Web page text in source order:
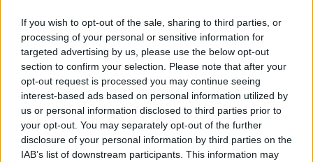
If you wish to opt-out of the sale, sharing to third parties, or
processing of your personal or sensitive information for
targeted advertising by us, please use the below opt-out
section to confirm your selection. Please note that after your
opt-out request is processed you may continue seeing
interest-based ads based on personal information utilized by
us or personal information disclosed to third parties prior to
your opt-out. You may separately opt-out of the further
disclosure of your personal information by third parties on the
IAB’s list of downstream participants. This information may
Salva
Candid camera ·Nonna·Travestimenti·Bambini·Ballare
pubblicità